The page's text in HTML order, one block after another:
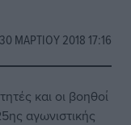
30 ΜΑΡΤΊΟΥ 2018 17:16
και οι βοηθοί
αγωνιστικής